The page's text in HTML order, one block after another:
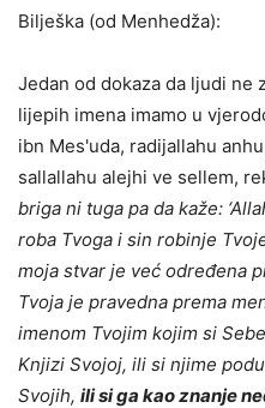
Bilješka (od Menhedža):
Jedan od dokaza da ljudi ne
lijepih imena imamo u
ibn Mes'uda, radijallahu
sallallahu alejhi ve sellem,
briga ni tuga pa da kaže:
roba Tvoga i sin robinje
moja stvar je već određena
Tvoja je pravedna prema
imenom Tvojim kojim si
Knjizi Svojoj, ili si njime
Svojih, ili si ga kao znanje